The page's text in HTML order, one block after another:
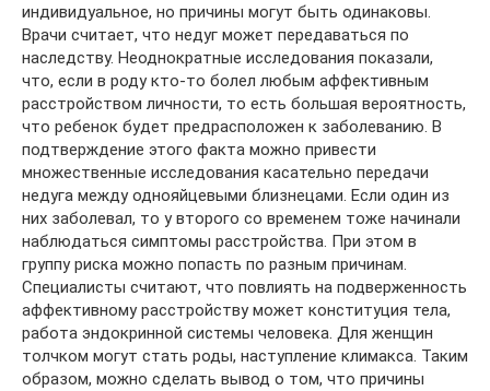
индивидуальное, но причины могут быть одинаковы.
Врачи считает, что недуг может передаваться по
наследству. Неоднократные исследования показали,
что, если в роду кто-то болел любым аффективным
расстройством личности, то есть большая вероятность,
что ребенок будет предрасположен к заболеванию. В
подтверждение этого факта можно привести
множественные исследования касательно передачи
недуга между однояйцевыми близнецами. Если один из
них заболевал, то у второго со временем тоже начинали
наблюдаться симптомы расстройства. При этом в
группу риска можно попасть по разным причинам.
Специалисты считают, что повлиять на подверженность
аффективному расстройству может конституция тела,
работа эндокринной системы человека. Для женщин
толчком могут стать роды, наступление климакса. Таким
образом, можно сделать вывод о том, что причины